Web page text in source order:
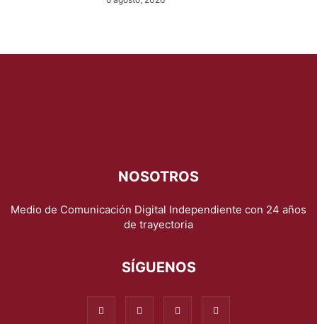
NOSOTROS
Medio de Comunicación Digital Independiente con 24 años
de trayectoria
SÍGUENOS